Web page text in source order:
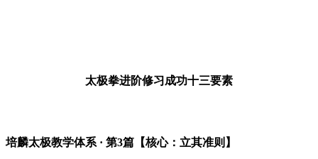
太极拳进阶修习 成功十三要素
培麟太极教学体系 · 第3篇【核心：立其准则】